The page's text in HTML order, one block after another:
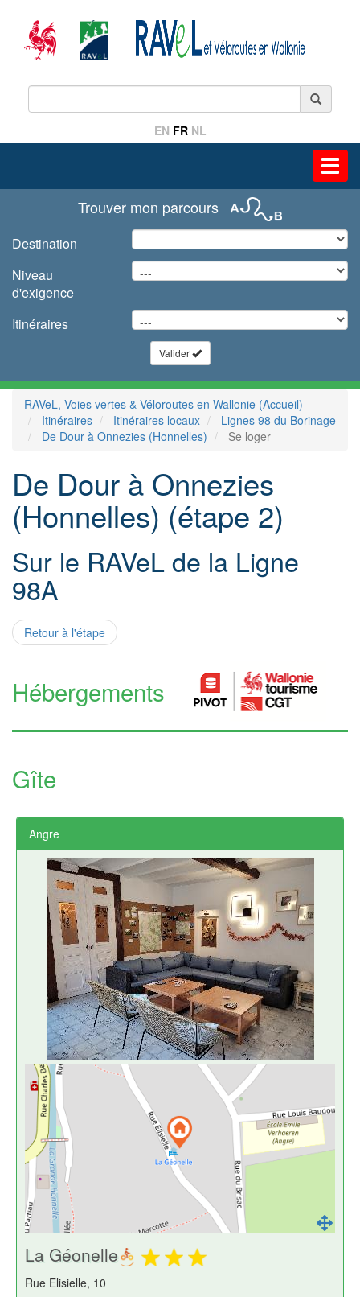
EN FR NL
Trouver mon parcours
Destination
Niveau
d'exigence
Itinéraires
Valider
RAVeL, Voies vertes & Véloroutes en Wallonie (Accueil)
Itinéraires
Itinéraires locaux
Lignes 98 du Borinage
De Dour à Onnezies (Honnelles)
Se loger
De Dour à Onnezies
(Honnelles) (étape 2)
Sur le RAVeL de la Ligne
98A
Retour à l'étape
Hébergements
Gîte
Angre
La Géonelle
Rue Elisielle, 10